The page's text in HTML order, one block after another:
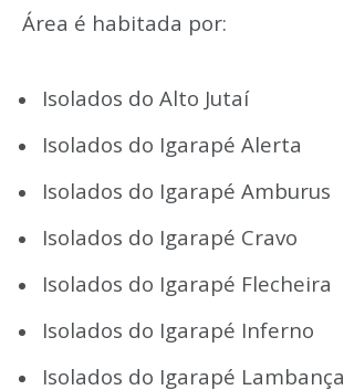
Área é habitada por:
Isolados do Alto Jutaí
Isolados do Igarapé Alerta
Isolados do Igarapé Amburus
Isolados do Igarapé Cravo
Isolados do Igarapé Flecheira
Isolados do Igarapé Inferno
Isolados do Igarapé Lambança